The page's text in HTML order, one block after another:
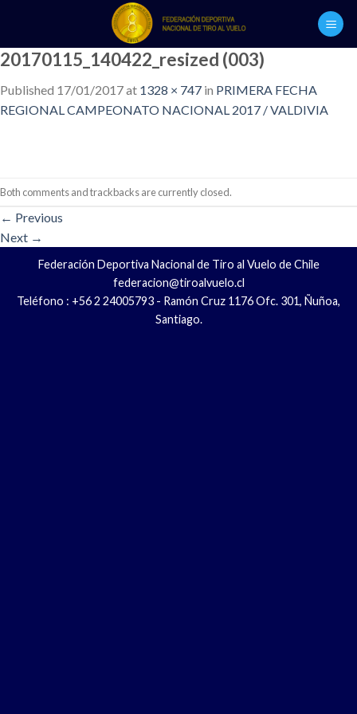
content
20170115_140422_resized (003)
Published 17/01/2017at 1328 × 747 in PRIMERA FECHA
REGIONAL CAMPEONATO NACIONAL 2017 / VALDIVIA
Both comments and trackbacks are currently closed.
← Previous
Next →
Federación Deportiva Nacional de Tiro al Vuelo de Chile
federacion@tiroalvuelo.cl
Teléfono : +56 2 24005793 - Ramón Cruz 1176 Ofc. 301, Ñuñoa,
Santiago.